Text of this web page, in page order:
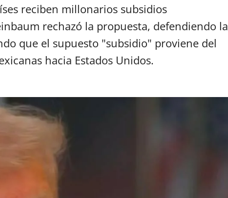
reciben millonarios subsidios
rechazó la propuesta, defendiendo la
que el supuesto "subsidio" proviene del
hacia Estados Unidos.